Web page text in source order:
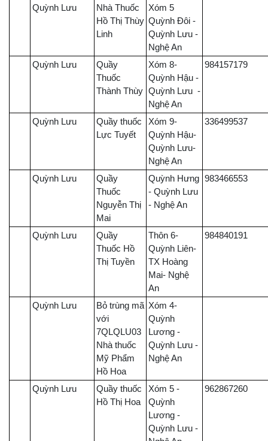
Quỳnh Lưu
Nhà Thuốc
Hồ Thị Thùy
Linh
Xóm 5
Quỳnh Đôi -
Quỳnh Lưu -
Nghệ An
Quỳnh Lưu
Quầy
Thuốc
Thành Thùy
Xóm 8-
Quỳnh Hậu -
Quỳnh Lưu -
Nghệ An
984157179
Quỳnh Lưu
Quầy thuốc
Lực Tuyết
Xóm 9-
Quỳnh Hậu-
Quỳnh Lưu-
Nghệ An
336499537
Quỳnh Lưu
Quầy
Thuốc
Nguyễn Thị
Mai
Quỳnh Hưng
- Quỳnh Lưu
- Nghệ An
983466553
Quỳnh Lưu
Quầy
Thuốc Hồ
Thị Tuyền
Thôn 6-
Quỳnh Liên-
TX Hoàng
Mai- Nghệ
An
984840191
Quỳnh Lưu
Bỏ trùng mã
với
7QLQLU03
Nhà thuốc
Mỹ Phẩm
Hồ Hoa
Xóm 4-
Quỳnh
Lương -
Quỳnh Lưu -
Nghệ An
Quỳnh Lưu
Quầy thuốc
Hồ Thị Hoa
Xóm 5 -
Quỳnh
Lương -
Quỳnh Lưu -
962867260